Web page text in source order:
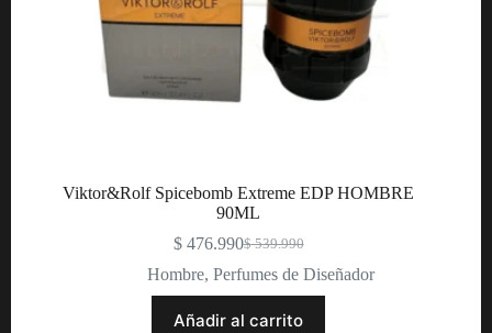
Viktor&Rolf Spicebomb Extreme EDP HOMBRE
90ML
$539.990
Original
price
was:
$ 539.990.
$476.990Current
price
is:
$ 476.990.
Hombre, Perfumes de Diseñador
Añadir al carrito